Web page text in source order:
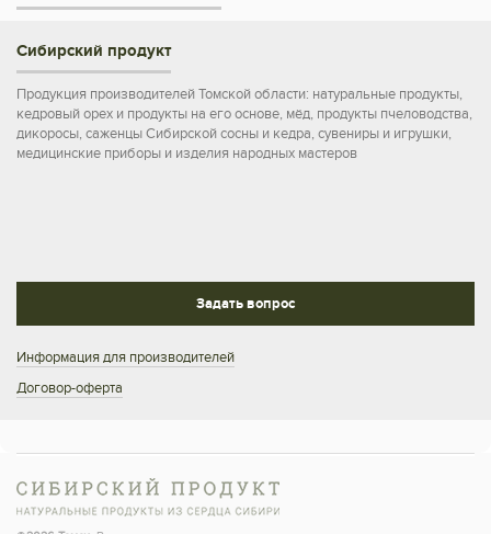
Сибирский продукт
Продукция производителей Томской области: натуральные продукты,
кедровый орех и продукты на его основе, мёд, продукты пчеловодства,
дикоросы, саженцы Сибирской сосны и кедра, сувениры и игрушки,
медицинские приборы и изделия народных мастеров
Задать вопрос
Информация для производителей
Договор-оферта